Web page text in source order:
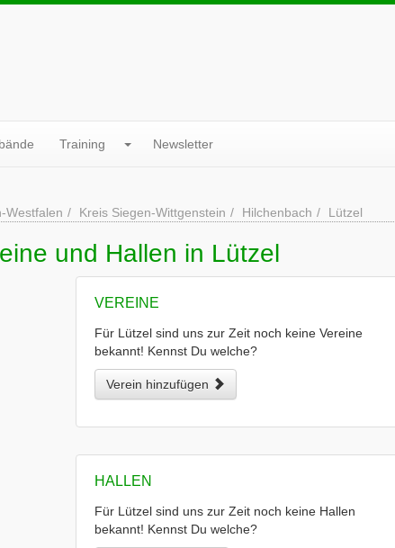
Training Newsletter
Westfalen Kreis Siegen-Wittgenstein Hilchenbach Lützel
und Hallen in Lützel
VEREINE
Für Lützel sind uns zur Zeit noch keine Vereine
bekannt! Kennst Du welche?
Verein hinzufügen
HALLEN
Für Lützel sind uns zur Zeit noch keine Hallen
bekannt! Kennst Du welche?